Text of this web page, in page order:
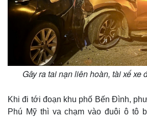
Gây ra tai nạn liên hoàn, tài xế xe
Khi đi tới đoạn khu phố Bến Đình,
Phú Mỹ thì va chạm vào đuôi ô tô